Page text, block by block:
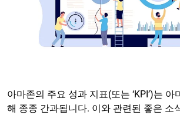
아마존의 주요 성과 지표(또는 ‘KPI’)는 아
해 종종 간과됩니다. 이와 관련된 좋은 소